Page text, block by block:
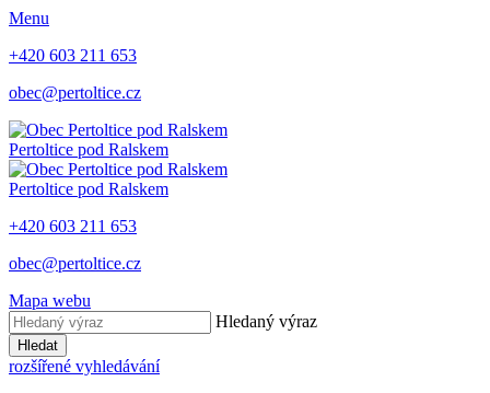
Menu
+420 603 211 653
obec@pertoltice.cz
Pertoltice pod Ralskem
Pertoltice pod Ralskem
+420 603 211 653
obec@pertoltice.cz
Mapa webu
Hledaný výraz
Hledat
rozšířené vyhledávání